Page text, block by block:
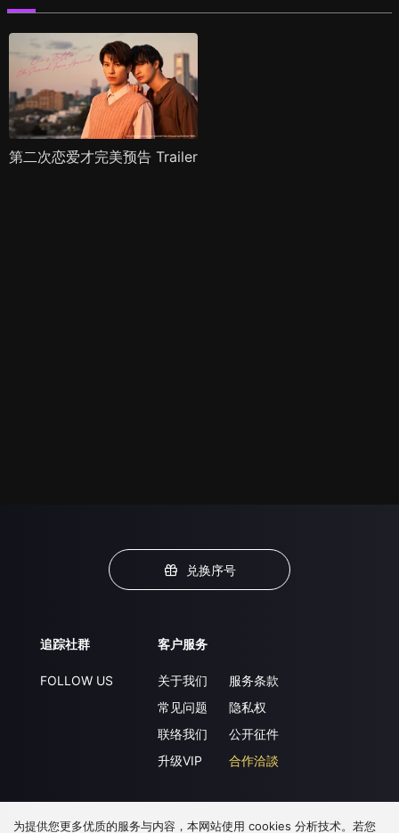
第二次恋爱才完美预告 Trailer
兑换序号
追踪社群
FOLLOW US
客户服务
关于我们
常见问题
联络我们
升级VIP
服务条款
隐私权
公开征件
合作洽談
下载 APP
为提供您更多优质的服务与内容，本网站使用 cookies 分析技术。若您